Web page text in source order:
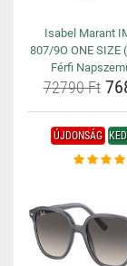
Isabel Marant
807/9O ONE SIZE
Férfi
72790 Ft
ÚJDONSÁG